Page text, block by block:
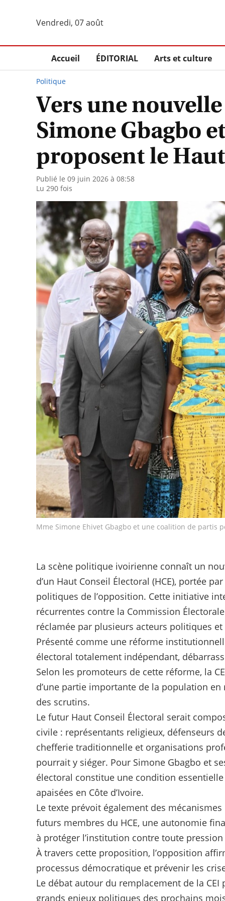
Vendredi, 07 août
Accueil ÉDITORIAL Arts et culture
Politique
Vers une
Simone Gbagbo
proposent le
Publié le 09 juin 2026 à 08:58
Lu 290 fois
Mme Simone Ehivet Gbagbo et une coalition de partis
La scène politique ivoirienne connaît un
d’un Haut Conseil Électoral (HCE), portée
politiques de l’opposition. Cette initiative
récurrentes contre la Commission
réclamée par plusieurs acteurs politiques
Présenté comme une réforme
électoral totalement indépendant,
Selon les promoteurs de cette réforme, la
d’une partie importante de la population
des scrutins.
Le futur Haut Conseil Électoral serait
civile : représentants religieux, défenseurs
chefferie traditionnelle et organisations
pourrait y siéger. Pour Simone Gbagbo et
électoral constitue une condition
apaisées en Côte d’Ivoire.
Le texte prévoit également des
futurs membres du HCE, une autonomie
à protéger l’institution contre toute
À travers cette proposition, l’opposition
processus démocratique et prévenir les
Le débat autour du remplacement de la CEI
grands enjeux politiques des prochains